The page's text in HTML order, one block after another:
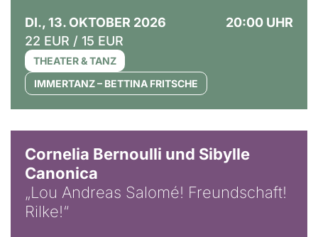
DI., 13. OKTOBER 2026
20:00 UHR
22 EUR / 15 EUR
THEATER & TANZ
IMMERTANZ – BETTINA FRITSCHE
Cornelia Bernoulli und Sibylle
Canonica
„Lou Andreas Salomé! Freundschaft!
Rilke!“